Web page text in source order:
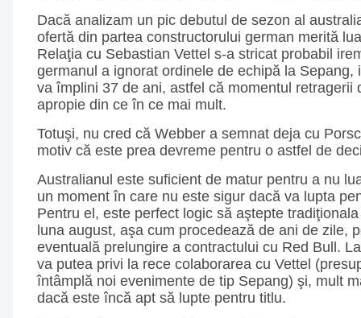
Dacă analizam un pic debutul de sezon al
ofertă din partea constructorului german merită
Relaţia cu Sebastian Vettel s-a stricat probabil
germanul a ignorat ordinele de echipă la Sepang,
va împlini 37 de ani, astfel că momentul retragerii
apropie din ce în ce mai mult.
Totuşi, nu cred că Webber a semnat deja cu
motiv că este prea devreme pentru o astfel de
Australianul este suficient de matur pentru a nu
un moment în care nu este sigur dacă va lupta
Pentru el, este perfect logic să aştepte
luna august, aşa cum procedează de ani de zile,
eventuală prelungire a contractului cu Red Bull.
va putea privi la rece colaborarea cu Vettel
întâmplă noi evenimente de tip Sepang) şi, mult
dacă este încă apt să lupte pentru titlu.